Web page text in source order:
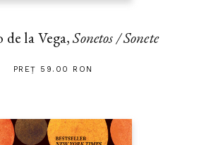
de la Vega,Sonetos / Sonete
PREȚ 59.00 RON